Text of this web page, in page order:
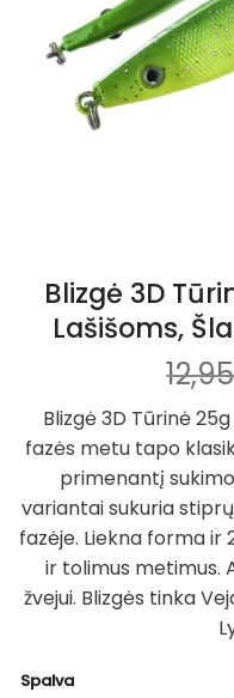
Blizgė 3D
Lašišoms,
Blizgė 3D Tūrinė
fazės metu tapo
primenantį
variantai sukuria
fazėje. Liekna forma ir
ir tolimus metimus.
žvejui. Blizgės tinka
Spalva